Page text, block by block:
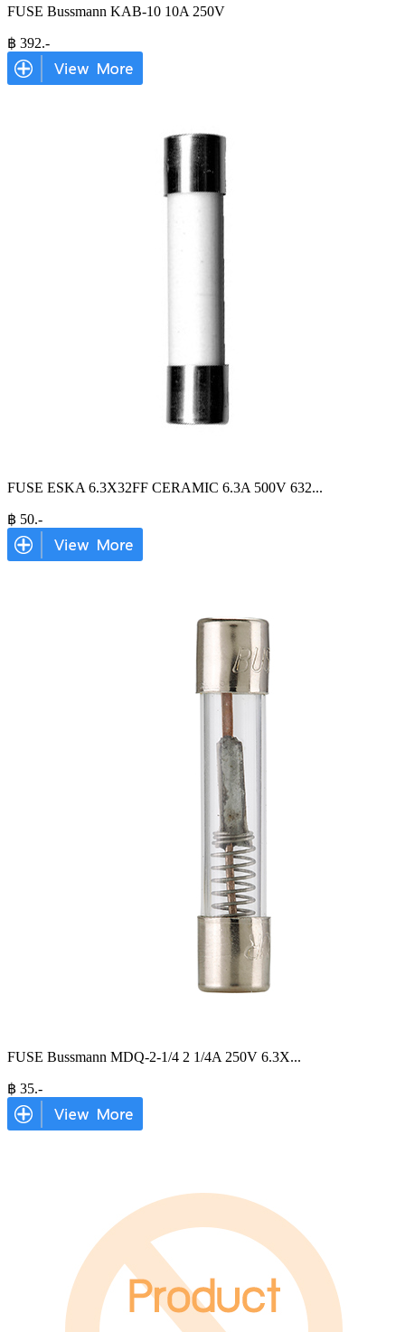
FUSE Bussmann KAB-10 10A 250V
฿ 392.-
FUSE ESKA 6.3X32FF CERAMIC 6.3A 500V 632...
฿ 50.-
FUSE Bussmann MDQ-2-1/4 2 1/4A 250V 6.3X...
฿ 35.-